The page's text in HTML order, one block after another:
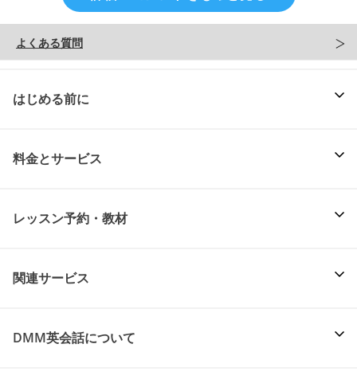
よくある質問
はじめる前に
料金とサービス
レッスン予約・教材
関連サービス
DMM英会話について